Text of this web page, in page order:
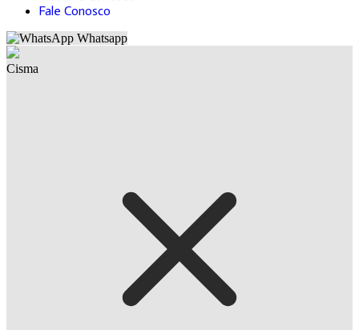
Fale Conosco
Whatsapp
Cisma